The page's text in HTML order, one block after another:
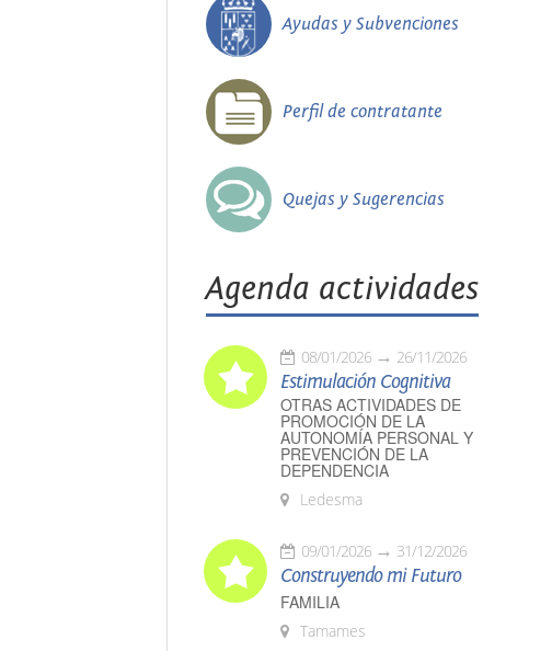
Ayudas y Subvenciones
Perfil de contratante
Quejas y Sugerencias
Agenda actividades
08/01/2026 26/11/2026
Estimulación Cognitiva
OTRAS ACTIVIDADES DE
PROMOCIÓN DE LA
AUTONOMÍA PERSONAL Y
PREVENCIÓN DE LA
DEPENDENCIA
Ledesma
09/01/2026 31/12/2026
Construyendo mi Futuro
FAMILIA
Tamames